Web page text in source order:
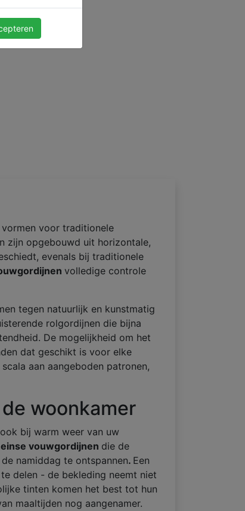
voor traditionele
zijn opgebouwd uit horizontale,
evenals bij traditionele
volledige controle
tegen natuurlijk en kunstmatig
rolgordijnen die bijna
De mogelijkheid om het
dat geschikt is voor elke
aan aangeboden patronen,
woonkamer
bij warm weer van uw
vouwgordijnen die de
namiddag te ontspannen. Een
delen - de bekleding neemt niet
tinten komen het best tot hun
maaltijden nog aangenamer.